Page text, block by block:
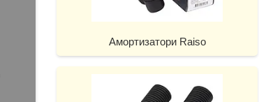
Амортизатори Raiso